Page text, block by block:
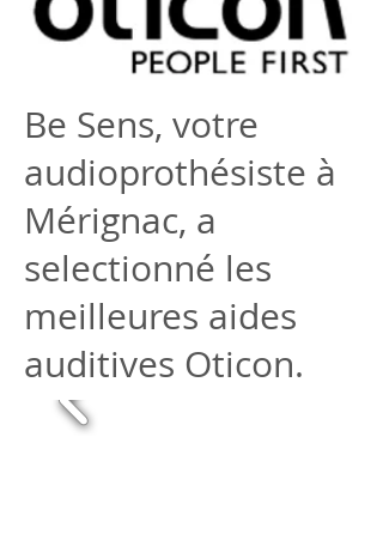
Be Sens, votre
audioprothésiste à
Mérignac, a
selectionné les
meilleures aides
auditives Oticon.